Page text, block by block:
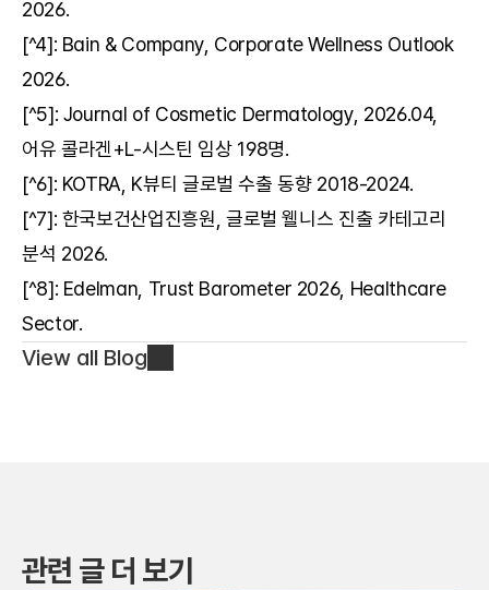
2026.
[^4]: Bain & Company, Corporate Wellness Outlook
2026.
[^5]: Journal of Cosmetic Dermatology, 2026.04,
어유 콜라겐+L-시스틴 임상 198명.
[^6]: KOTRA, K뷰티 글로벌 수출 동향 2018-2024.
[^7]: 한국보건산업진흥원, 글로벌 웰니스 진출 카테고리
분석 2026.
[^8]: Edelman, Trust Barometer 2026, Healthcare
Sector.
View all Blog
관련 글 더 보기